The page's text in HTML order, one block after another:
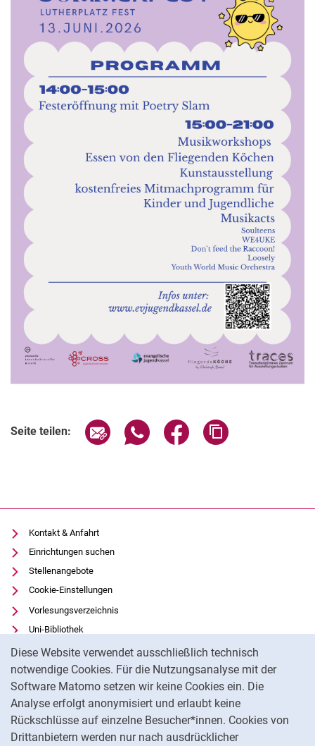
Diese Website verwendet ausschließlich technisch
notwendige Cookies. Für die Nutzungsanalyse mit der
Software Matomo setzen wir keine Cookies ein. Die
Analyse erfolgt anonymisiert und erlaubt keine
Rückschlüsse auf einzelne Besucher*innen. Cookies von
Drittanbietern werden nur nach ausdrücklicher
Seite teilen: Seite über E-Mail teilen
Seite über WhatsApp teilen
Seite über Facebook
Kontakt & Anfahrt
Einrichtungen suchen
Stellenangebote
Cookie-Einstellungen
Vorlesungsverzeichnis
Uni-Bibliothek
Moodle
Panopto
Datenschutz
Barrierefreiheit
Transparenter KI-Einsatz